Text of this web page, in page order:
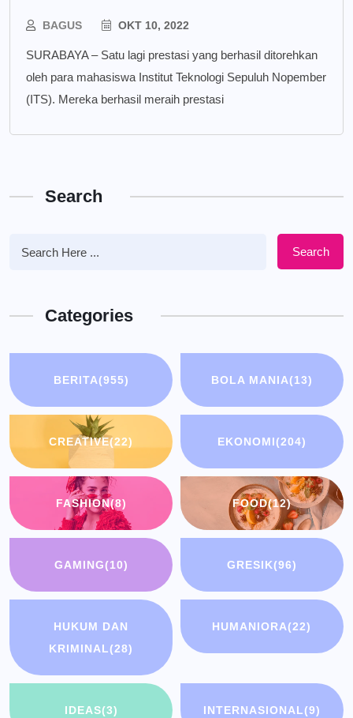
BAGUS OKT 10, 2022
SURABAYA – Satu lagi prestasi yang berhasil ditorehkan
oleh para mahasiswa Institut Teknologi Sepuluh Nopember
(ITS). Mereka berhasil meraih prestasi
Search
Search
Categories
BERITA(955) BOLA MANIA(13)
CREATIVE(22) EKONOMI(204)
FASHION(8) FOOD(12)
GAMING(10) GRESIK(96)
HUKUM DAN
KRIMINAL(28)
HUMANIORA(22)
IDEAS(3) INTERNASIONAL(9)